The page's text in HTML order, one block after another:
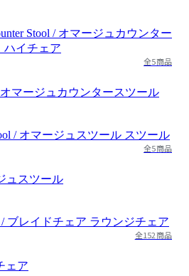
全5商品
オマージュカウンタースツール
全5商品
ュスツール
全152商品
ェア